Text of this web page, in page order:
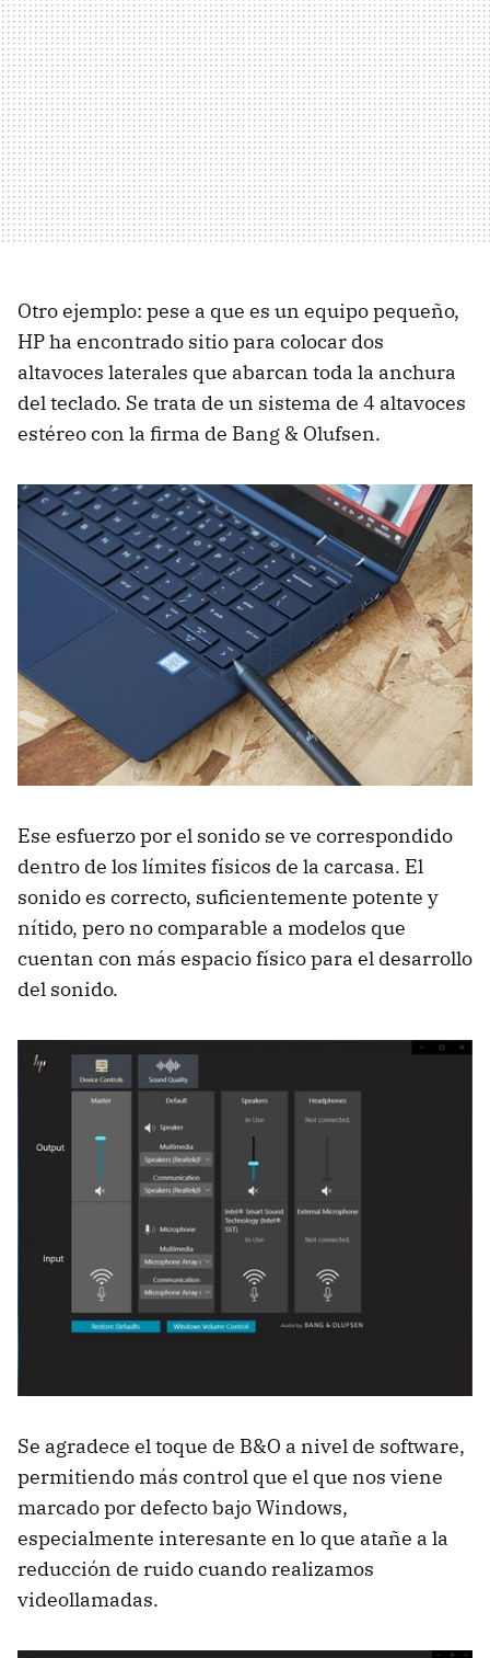
Otro ejemplo: pese a que es un equipo pequeño,
HP ha encontrado sitio para colocar dos
altavoces laterales que abarcan toda la anchura
del teclado. Se trata de un sistema de 4 altavoces
estéreo con la firma de Bang & Olufsen.
Ese esfuerzo por el sonido se ve correspondido
dentro de los límites físicos de la carcasa. El
sonido es correcto, suficientemente potente y
nítido, pero no comparable a modelos que
cuentan con más espacio físico para el desarrollo
del sonido.
Se agradece el toque de B&O a nivel de software,
permitiendo más control que el que nos viene
marcado por defecto bajo Windows,
especialmente interesante en lo que atañe a la
reducción de ruido cuando realizamos
videollamadas.